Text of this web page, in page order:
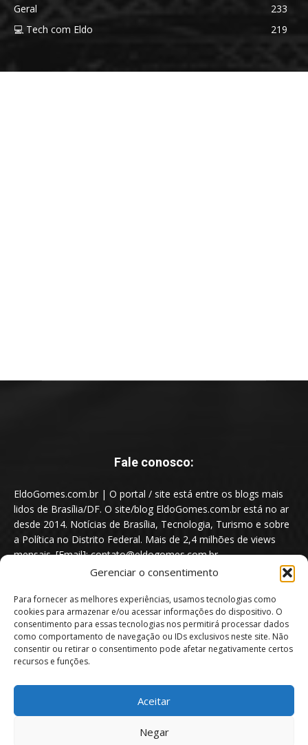
Gerenciar o consentimento
Para fornecer as melhores experiências, usamos tecnologias como
cookies para armazenar e/ou acessar informações do dispositivo. O
consentimento para essas tecnologias nos permitirá processar dados
como comportamento de navegação ou IDs exclusivos neste site. Não
consentir ou retirar o consentimento pode afetar negativamente certos
recursos e funções.
Aceitar
Negar
Geral
233
💻 Tech com Eldo
219
Fale conosco:
EldoGomes.com.br | O portal / site está entre os blogs mais
lidos de Brasília/DF. O site/blog EldoGomes.com.br está no ar
desde 2014. Notícias de Brasília, Tecnologia, Turismo e sobre
a Política no Distrito Federal. Mais de 2,4 milhões de views
mensais. [Email]: contato@eldogomes.com.br
Portal EldoGomes.com.br | Entre os Blogs mais lidos de Brasília/DF. |